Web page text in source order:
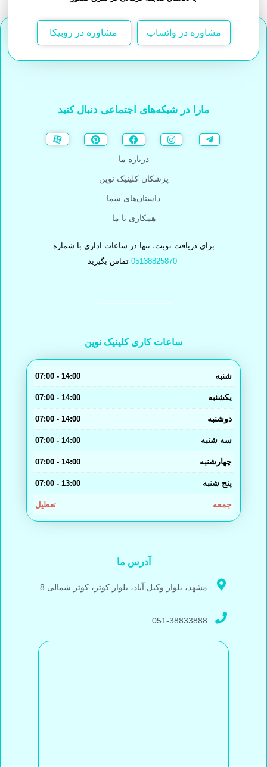
مشاوره در واتساپ مشاوره در روبیکا
مارا در شبکه‌های اجتماعی دنبال کنید
درباره ما
پزشکان کلینیک نوین
داستان‌های شما
همکاری با ما
برای دریافت نوبت، تنها در ساعات اداری با شماره
05138825870 تماس بگیرید
ساعات کاری کلینیک نوین
شنبه 14:00 - 07:00
یکشنبه 14:00 - 07:00
دوشنبه 14:00 - 07:00
سه شنبه 14:00 - 07:00
چهارشنبه 14:00 - 07:00
پنج شنبه 13:00 - 07:00
جمعه تعطیل
آدرس ما
مشهد، بلوار وکیل آباد، بلوار کوثر، کوثر شمالی 8
051-38833888